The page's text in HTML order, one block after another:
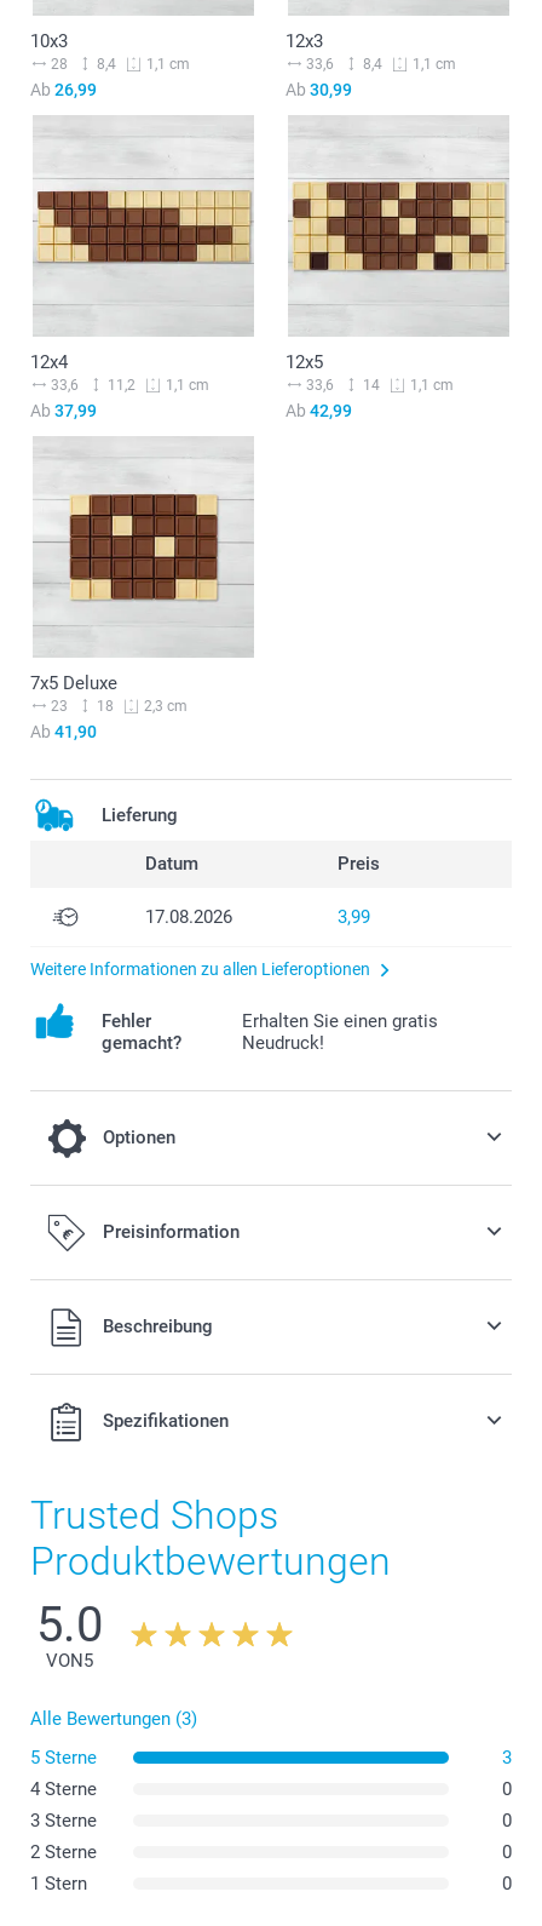
10x3
28 8,4 1,1 cm
Ab 26,99
12x3
33,6 8,4 1,1 cm
Ab 30,99
12x4
33,6 11,2 1,1 cm
Ab 37,99
12x5
33,6 14 1,1 cm
Ab 42,99
7x5 Deluxe
23 18 2,3 cm
Ab 41,90
Lieferung
Datum Preis
17.08.2026 3,99
Weitere Informationen zu allen Lieferoptionen
Fehler
gemacht?
Erhalten Sie einen gratis
Neudruck!
Optionen
Sommerliche Temperaturen?
2,00/Stück
Preisinformation
Alle Preise verstehen sich in EURO (€) inkl. MwSt. und zzgl.
Versandkosten.Beschreibung
Spezifikationen
Trusted Shops
Produktbewertungen
5.0
VON5
Alle Bewertungen (3)
5 Sterne
3
4 Sterne
0
3 Sterne
0
2 Sterne
0
1 Stern
0